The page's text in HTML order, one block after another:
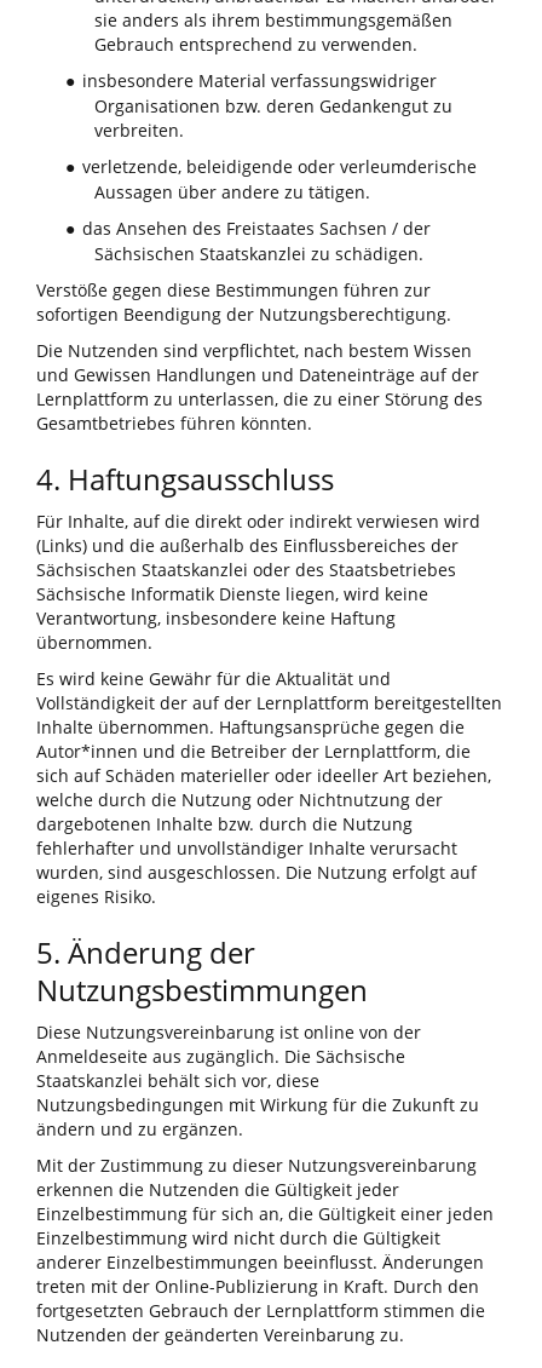
sie anders als ihrem bestimmungsgemäßen
Gebrauch entsprechend zu verwenden.
● insbesondere Material verfassungswidriger
Organisationen bzw. deren Gedankengut zu
verbreiten.
● verletzende, beleidigende oder verleumderische
Aussagen über andere zu tätigen.
● das Ansehen des Freistaates Sachsen / der
Sächsischen Staatskanzlei zu schädigen.
Verstöße gegen diese Bestimmungen führen zur
sofortigen Beendigung der Nutzungsberechtigung.
Die Nutzenden sind verpflichtet, nach bestem Wissen
und Gewissen Handlungen und Dateneinträge auf der
Lernplattform zu unterlassen, die zu einer Störung des
Gesamtbetriebes führen könnten.
4. Haftungsausschluss
Für Inhalte, auf die direkt oder indirekt verwiesen wird
(Links) und die außerhalb des Einflussbereiches der
Sächsischen Staatskanzlei oder des Staatsbetriebes
Sächsische Informatik Dienste liegen, wird keine
Verantwortung, insbesondere keine Haftung
übernommen.
Es wird keine Gewähr für die Aktualität und
Vollständigkeit der auf der Lernplattform bereitgestellten
Inhalte übernommen. Haftungsansprüche gegen die
Autor*innen und die Betreiber der Lernplattform, die
sich auf Schäden materieller oder ideeller Art beziehen,
welche durch die Nutzung oder Nichtnutzung der
dargebotenen Inhalte bzw. durch die Nutzung
fehlerhafter und unvollständiger Inhalte verursacht
wurden, sind ausgeschlossen. Die Nutzung erfolgt auf
eigenes Risiko.
5. Änderung der
Nutzungsbestimmungen
Diese Nutzungsvereinbarung ist online von der
Anmeldeseite aus zugänglich. Die Sächsische
Staatskanzlei behält sich vor, diese
Nutzungsbedingungen mit Wirkung für die Zukunft zu
ändern und zu ergänzen.
Mit der Zustimmung zu dieser Nutzungsvereinbarung
erkennen die Nutzenden die Gültigkeit jeder
Einzelbestimmung für sich an, die Gültigkeit einer jeden
Einzelbestimmung wird nicht durch die Gültigkeit
anderer Einzelbestimmungen beeinflusst. Änderungen
treten mit der Online-Publizierung in Kraft. Durch den
fortgesetzten Gebrauch der Lernplattform stimmen die
Nutzenden der geänderten Vereinbarung zu.